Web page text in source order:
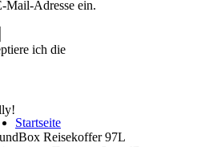
Mail-Adresse ein.
ich die
Startseite
Reisekoffer 97L